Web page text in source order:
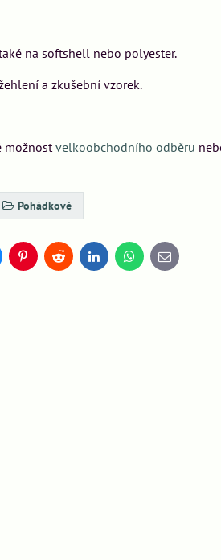
na softshell nebo polyester.
a zkušební vzorek.
možnostvelkoobchodního odběru
Pohádkové
PinterestRedditLinkedInWhatsApp
E-
mail